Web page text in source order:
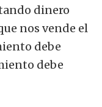
dinero
nos vende el
debe
debe